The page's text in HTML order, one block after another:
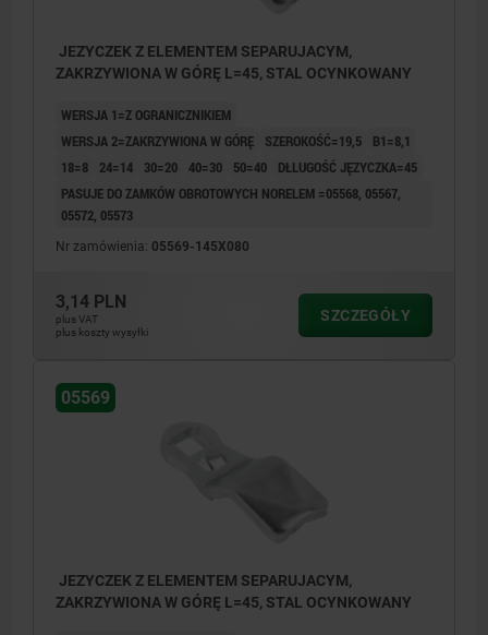
JEZYCZEK Z ELEMENTEM SEPARUJACYM,
ZAKRZYWIONA W GÓRĘ L=45, STAL OCYNKOWANY
WERSJA 1=Z OGRANICZNIKIEM
WERSJA 2=ZAKRZYWIONA W GÓRĘ
SZEROKOŚĆ=19,5
B1=8,1
18=8
24=14 30=20 40=30 50=40
DŁLUGOŚĆ JĘZYCZKA=45
PASUJE DO ZAMKÓW OBROTOWYCH NORELEM =05568, 05567,
05572, 05573
Nr zamówienia: 05569-145X080
3,14 PLN
plus VAT
plus koszty wysyłki
SZCZEGÓŁY
05569
JEZYCZEK Z ELEMENTEM SEPARUJACYM,
ZAKRZYWIONA W GÓRĘ L=45, STAL OCYNKOWANY